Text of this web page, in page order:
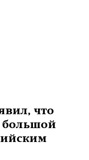
что
большой